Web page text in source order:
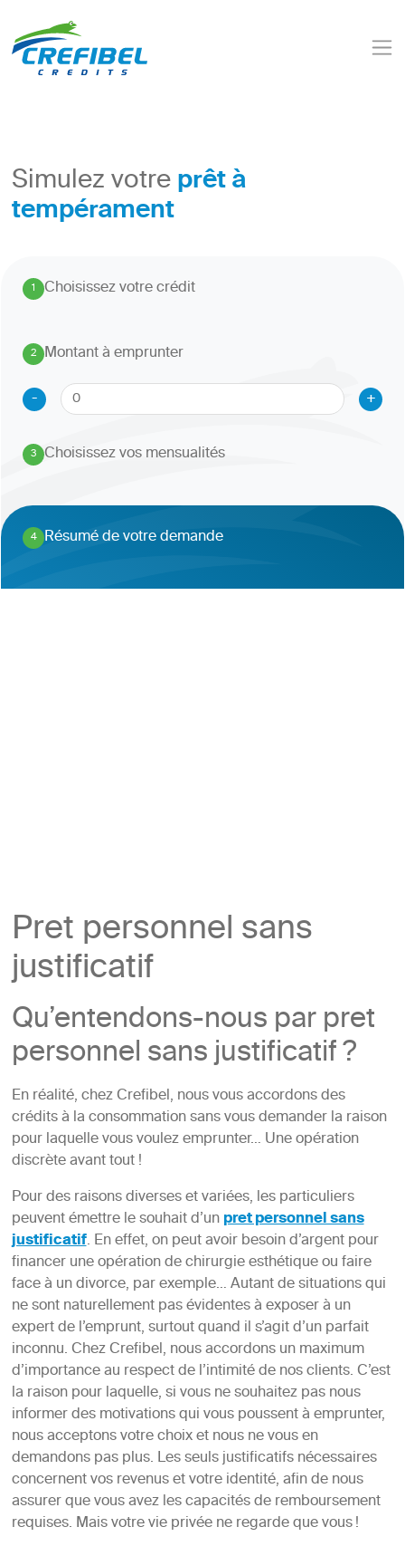
Simulez votreprêt à
tempérament
1. Choisissez votre crédit
2
.
Montant à emprunter
-
+
3
. Choisissez vos mensualités
4
. Résumé de votre demande
Pret personnel sans
justificatif
Qu’entendons-nous par pret
personnel sans justificatif ?
En réalité, chez Crefibel, nous vous accordons des
crédits à la consommation sans vous demander la raison
pour laquelle vous voulez emprunter… Une opération
discrète avant tout !
Pour des raisons diverses et variées, les particuliers
peuvent émettre le souhait d’unpret personnel sans
justificatif. En effet, on peut avoir besoin d’argent pour
financer une opération de chirurgie esthétique ou faire
face à un divorce, par exemple… Autant de situations qui
ne sont naturellement pas évidentes à exposer à un
expert de l’emprunt, surtout quand il s’agit d’un parfait
inconnu. Chez Crefibel, nous accordons un maximum
d’importance au respect de l’intimité de nos clients. C’est
la raison pour laquelle, si vous ne souhaitez pas nous
informer des motivations qui vous poussent à emprunter,
nous acceptons votre choix et nous ne vous en
demandons pas plus. Les seuls justificatifs nécessaires
concernent vos revenus et votre identité, afin de nous
assurer que vous avez les capacités de remboursement
requises. Mais votre vie privée ne regarde que vous !